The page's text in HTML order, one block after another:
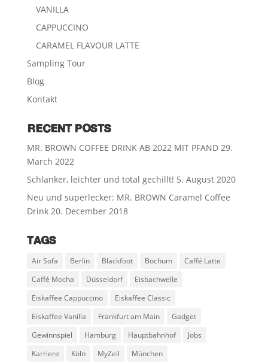
VANILLA
CAPPUCCINO
CARAMEL FLAVOUR LATTE
Sampling Tour
Blog
Kontakt
RECENT POSTS
MR. BROWN COFFEE DRINK AB 2022 MIT PFAND 29.
March 2022
Schlanker, leichter und total gechillt! 5. August 2020
Neu und superlecker: MR. BROWN Caramel Coffee
Drink 20. December 2018
TAGS
Air Sofa Berlin Blackfoot Bochum
Caffé Latte
Caffé Mocha
Düsseldorf
Eisbachwelle
Eiskaffee Cappuccino
Eiskaffee Classic
Eiskaffee Vanilla
Frankfurt am Main
Gadget
Gewinnspiel
Hamburg Hauptbahnhof
Jobs
Karriere
Köln MyZeil München